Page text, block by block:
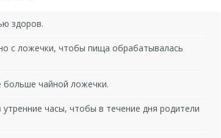
здоров.
с ложечки, чтобы пища обрабатывалась
чайной ложечки.
часы, чтобы в течение дня родители